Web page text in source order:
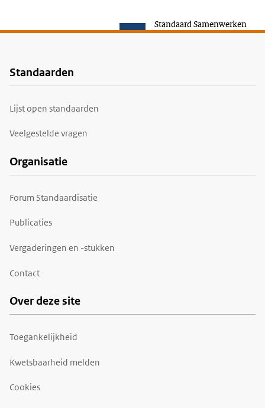
Standaard Samenwerken
Voet
Standaarden
Lijst open standaarden
Veelgestelde vragen
Organisatie
Forum Standaardisatie
Publicaties
Vergaderingen en -stukken
Contact
Over deze site
Toegankelijkheid
Kwetsbaarheid melden
Cookies